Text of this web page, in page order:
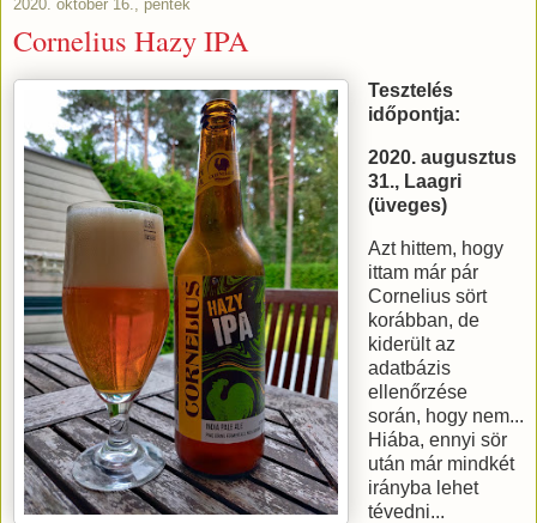
2020. október 16., péntek
Cornelius Hazy IPA
Tesztelés
időpontja:
2020. augusztus
31., Laagri
(üveges)
Azt hittem, hogy
ittam már pár
Cornelius sört
korábban, de
kiderült az
adatbázis
ellenőrzése
során, hogy nem...
Hiába, ennyi sör
után már mindkét
irányba lehet
tévedni...